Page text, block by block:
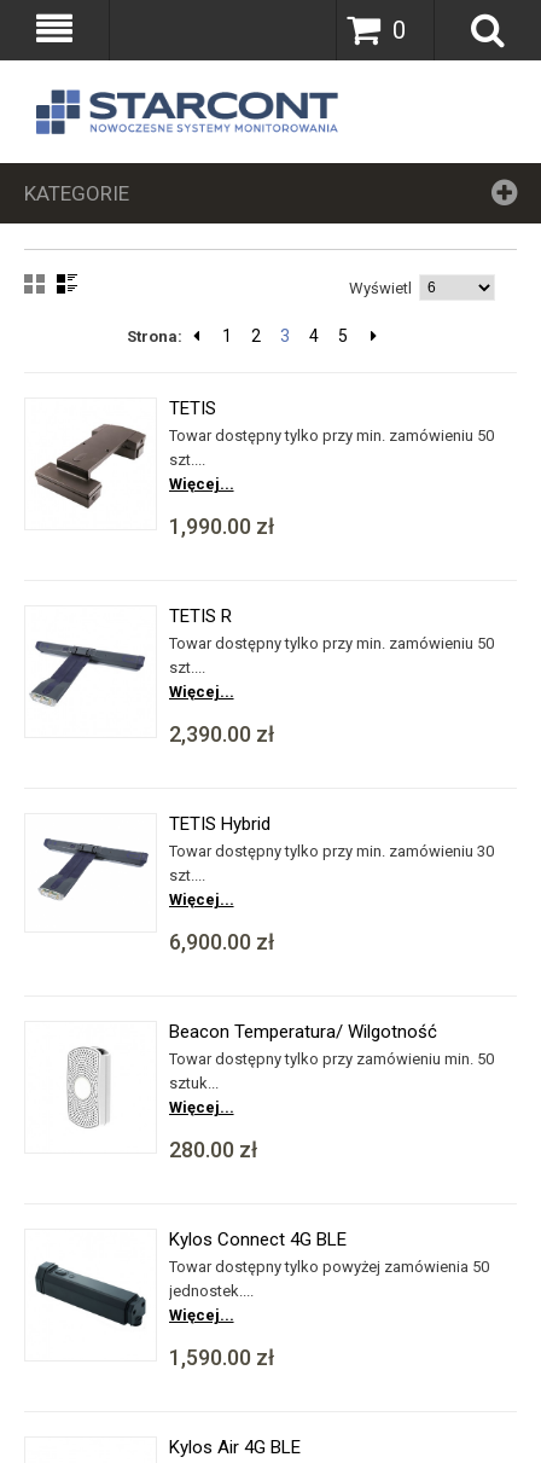
0
KATEGORIE
Wyświetl
Strona: 1 2 3 4 5
TETIS
Towar dostępny tylko przy min. zamówieniu 50
szt....
Więcej...
1,990.00 zł
TETIS R
Towar dostępny tylko przy min. zamówieniu 50
szt....
Więcej...
2,390.00 zł
TETIS Hybrid
Towar dostępny tylko przy min. zamówieniu 30
szt....
Więcej...
6,900.00 zł
Beacon Temperatura/ Wilgotność
Towar dostępny tylko przy zamówieniu min. 50
sztuk...
Więcej...
280.00 zł
Kylos Connect 4G BLE
Towar dostępny tylko powyżej zamówienia 50
jednostek....
Więcej...
1,590.00 zł
Kylos Air 4G BLE